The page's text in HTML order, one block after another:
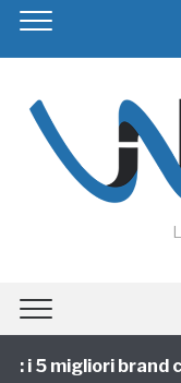
5 migliori brand